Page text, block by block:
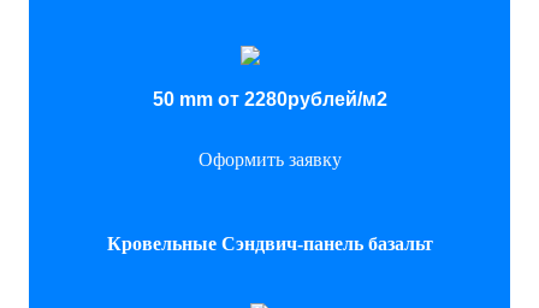
50 mm от 2280рублей/м2
Оформить заявку
Кровельные Сэндвич-панель базальт